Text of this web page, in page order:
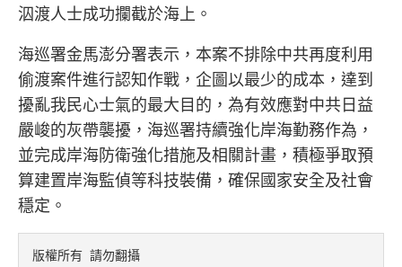
泅渡人士成功攔截於海上。
海巡署金馬澎分署表示，本案不排除中共再度利用
偷渡案件進行認知作戰，企圖以最少的成本，達到
擾亂我民心士氣的最大目的，為有效應對中共日益
嚴峻的灰帶襲擾，海巡署持續強化岸海勤務作為，
並完成岸海防衛強化措施及相關計畫，積極爭取預
算建置岸海監偵等科技裝備，確保國家安全及社會
穩定。
版權所有 請勿翻攝